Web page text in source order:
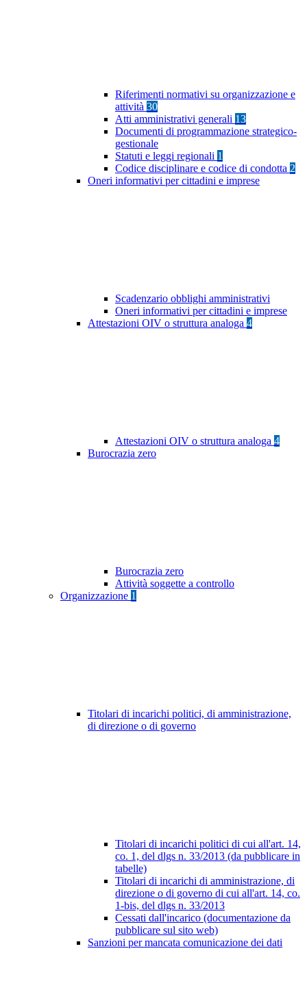
Riferimenti normativi su organizzazione e
attività 30
Atti amministrativi generali 13
Documenti di programmazione strategico-
gestionale
Statuti e leggi regionali 1
Codice disciplinare e codice di condotta 2
Oneri informativi per cittadini e imprese
Scadenzario obblighi amministrativi
Oneri informativi per cittadini e imprese
Attestazioni OIV o struttura analoga 4
Attestazioni OIV o struttura analoga 4
Burocrazia zero
Burocrazia zero
Attività soggette a controllo
Organizzazione 1
Titolari di incarichi politici, di amministrazione,
di direzione o di governo
Titolari di incarichi politici di cui all'art. 14,
co. 1, del dlgs n. 33/2013 (da pubblicare in
tabelle)
Titolari di incarichi di amministrazione, di
direzione o di governo di cui all'art. 14, co.
1-bis, del dlgs n. 33/2013
Cessati dall'incarico (documentazione da
pubblicare sul sito web)
Sanzioni per mancata comunicazione dei dati